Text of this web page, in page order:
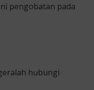
pengobatan pada
hubungi